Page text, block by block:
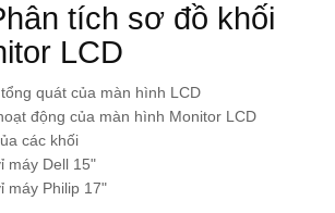
tích sơ đồ khối
LCD
quát của màn hình LCD
động của màn hình Monitor LCD
các khối
máy Dell 15"
máy Philip 17"